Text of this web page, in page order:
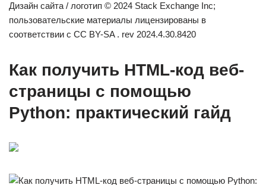
Дизайн сайта / логотип © 2024 Stack Exchange Inc;
пользовательские материалы лицензированы в
соответствии с CC BY-SA . rev 2024.4.30.8420
Как получить HTML-код веб-
страницы с помощью
Python: практический гайд